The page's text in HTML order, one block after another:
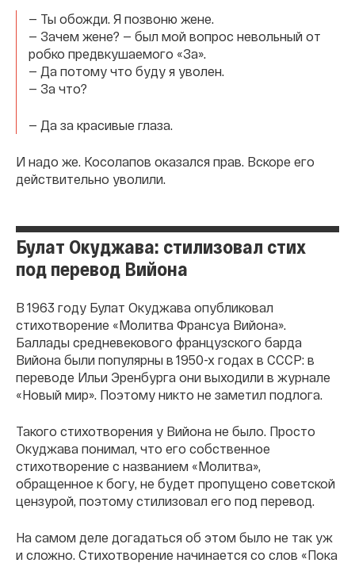
— Ты обожди. Я позвоню жене.
— Зачем жене? — был мой вопрос невольный от
робко предвкушаемого «За».
— Да потому что буду я уволен.
— За что?
— Да за красивые глаза.
И надо же. Косолапов оказался прав. Вскоре его
действительно уволили.
Булат Окуджава: стилизовал стих
под перевод Вийона
В 1963 году Булат Окуджава опубликовал
стихотворение «Молитва Франсуа Вийона».
Баллады средневекового французского барда
Вийона были популярны в 1950-х годах в СССР: в
переводе Ильи Эренбурга они выходили в журнале
«Новый мир». Поэтому никто не заметил подлога.
Такого стихотворения у Вийона не было. Просто
Окуджава понимал, что его собственное
стихотворение с названием «Молитва»,
обращенное к богу, не будет пропущено советской
цензурой, поэтому стилизовал его под перевод.
На самом деле догадаться об этом было не так уж
и сложно. Стихотворение начинается со слов «Пока